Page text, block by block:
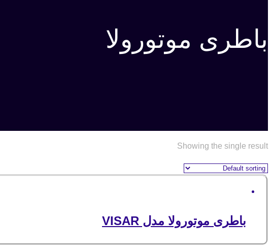
باطری موتورولا
Showing the single result
باطری موتورولا مدل VISAR